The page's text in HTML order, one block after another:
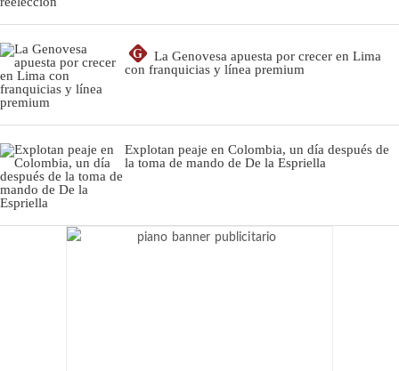
G
La Genovesa apuesta por crecer en Lima
con franquicias y línea premium
Explotan peaje en Colombia, un día después de
la toma de mando de De la Espriella